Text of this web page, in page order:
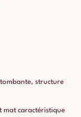
structure
mat caractéristique